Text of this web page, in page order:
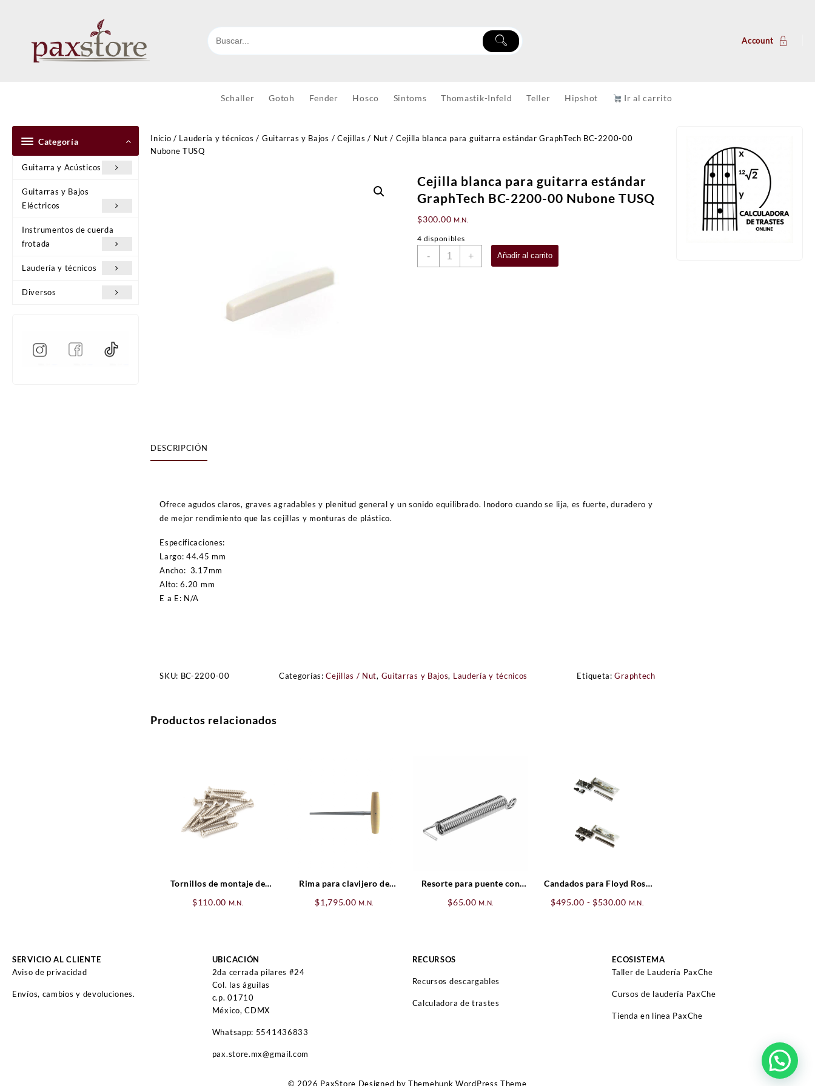
Account
Schaller Gotoh Fender Hosco Sintoms Thomastik-Infeld Teller Hipshot Ir al carrito
Categoría
Guitarra y Acústicos
Guitarras y Bajos
Eléctricos
Instrumentos de cuerda
frotada
Laudería y técnicos
Diversos
Inicio / Laudería y técnicos / Guitarras y Bajos / Cejillas / Nut / Cejilla blanca para guitarra estándar GraphTech BC-2200-00
Nubone TUSQ
Cejilla blanca para guitarra estándar
GraphTech BC-2200-00 Nubone TUSQ
$300.00 M.N.
4 disponibles
-
Cejilla
+ Añadir al carrito
DESCRIPCIÓN
Ofrece agudos claros, graves agradables y plenitud general y un sonido equilibrado. Inodoro cuando se lija, es fuerte, duradero y
de mejor rendimiento que las cejillas y monturas de plástico.
Especificaciones:
Largo:44.45 mm
Ancho: 3.17mm
Alto:6.20 mm
E a E: N/A
SKU: BC-2200-00 Categorías:Cejillas / Nut, Guitarras y Bajos, Laudería y técnicos Etiqueta:Graphtech
Productos relacionados
Tornillos de montaje de
para Tele® Vintage
$110.00 M.N.
Rima para clavijero de
$1,795.00 M.N.
Resorte para puente con
$65.00 M.N.
Candados para Floyd Rose
$495.00 - $530.00Rango
hasta
$530.00
M.N.
SERVICIO AL CLIENTE
Aviso de privacidad
Envíos, cambios y devoluciones.
UBICACIÓN
2da cerrada pilares #24
Col. las águilas
c.p. 01710
México, CDMX
Whatsapp: 5541436833
pax.store.mx@gmail.com
RECURSOS
Recursos descargables
Calculadora de trastes
ECOSISTEMA
Taller de Laudería PaxChe
Cursos de laudería PaxChe
Tienda en línea PaxChe
© 2026 PaxStore Designed by Themehunk WordPress Theme